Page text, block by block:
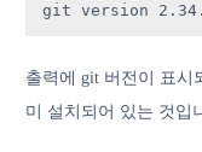
git version
출력에 git 버전이 표시
미 설치되어 있는 것입